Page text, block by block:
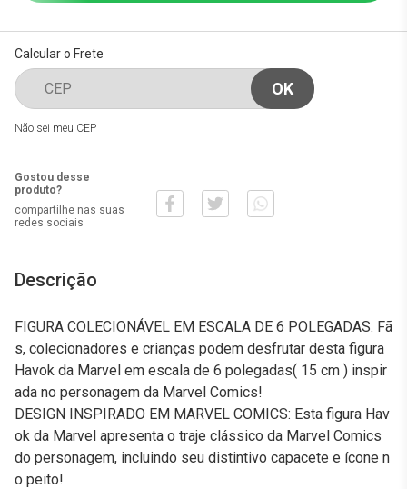
Calcular o Frete
Não sei meu CEP
Gostou desse
produto?
compartilhe nas suas
redes sociais
Descrição
FIGURA COLECIONÁVEL EM ESCALA DE 6 POLEGADAS: Fã
s, colecionadores e crianças podem desfrutar desta figura
Havok da Marvel em escala de 6 polegadas( 15 cm ) inspir
ada no personagem da Marvel Comics!
DESIGN INSPIRADO EM MARVEL COMICS: Esta figura Hav
ok da Marvel apresenta o traje clássico da Marvel Comics
do personagem, incluindo seu distintivo capacete e ícone n
o peito!